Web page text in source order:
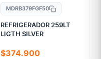
MDRB379FGF50
REFRIGERADOR 259LT
LIGTH SILVER
$374.900